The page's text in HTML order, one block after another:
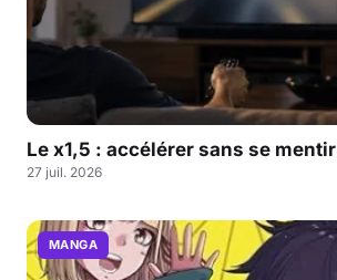
Le x1,5 : accélérer sans se mentir
27 juil. 2026
MANGA